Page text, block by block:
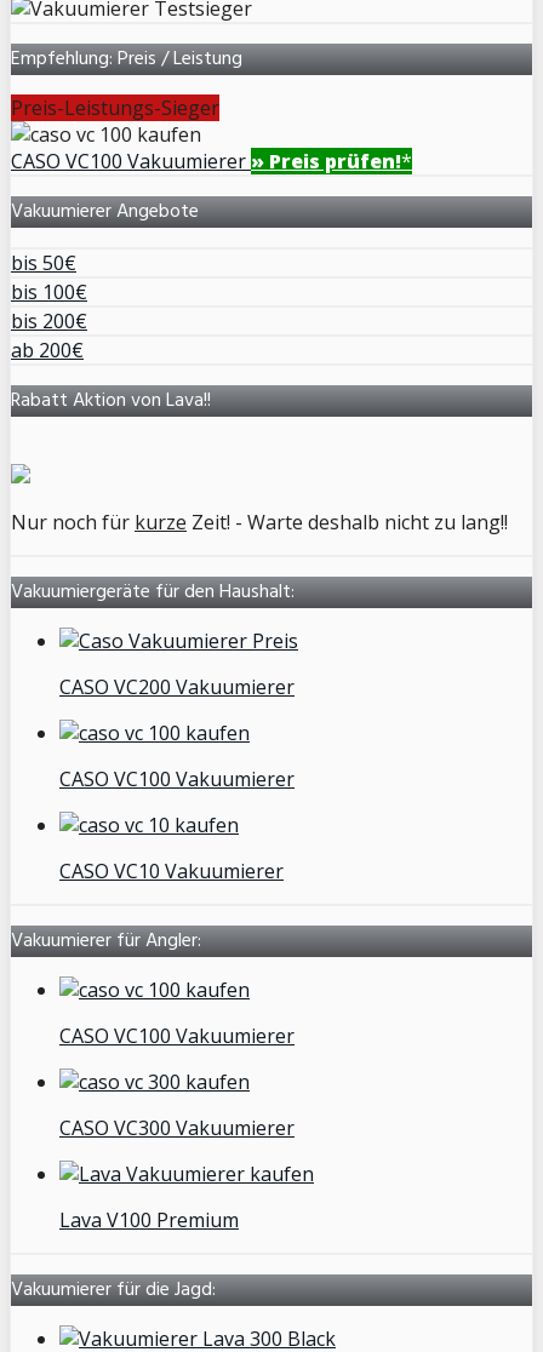
Empfehlung: Preis / Leistung
Preis-Leistungs-Sieger
CASO VC100 Vakuumierer » Preis prüfen!*
Vakuumierer Angebote
bis 50€
bis 100€
bis 200€
ab 200€
Rabatt Aktion von Lava!!
Nur noch für kurze Zeit! - Warte deshalb nicht zu lang!!
Vakuumiergeräte für den Haushalt:
CASO VC200 Vakuumierer
CASO VC100 Vakuumierer
CASO VC10 Vakuumierer
Vakuumierer für Angler:
CASO VC100 Vakuumierer
CASO VC300 Vakuumierer
Lava V100 Premium
Vakuumierer für die Jagd: